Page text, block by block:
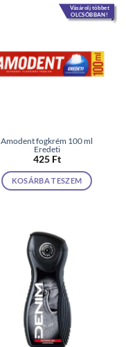
Vásárolj többet
OLCSÓBBAN!
Amodent fogkrém 100 ml
Eredeti
425 Ft
KOSÁRBA TESZEM